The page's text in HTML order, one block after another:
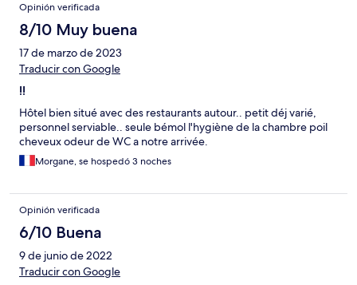
Opinión verificada
8/10 Muy buena
17 de marzo de 2023
Traducir con Google
!!
Hôtel bien situé avec des restaurants autour.. petit déj varié,
personnel serviable.. seule bémol l'hygiène de la chambre poil
cheveux odeur de WC a notre arrivée.
Morgane, se hospedó 3 noches
Opinión verificada
6/10 Buena
9 de junio de 2022
Traducir con Google